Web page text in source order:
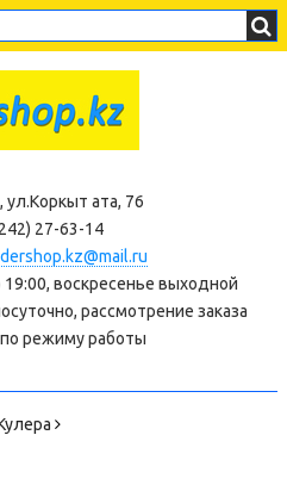
ата, 76
27-63-14
воскресенье выходной
рассмотрение заказа
режиму работы